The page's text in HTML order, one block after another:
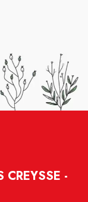
CREYSSE -